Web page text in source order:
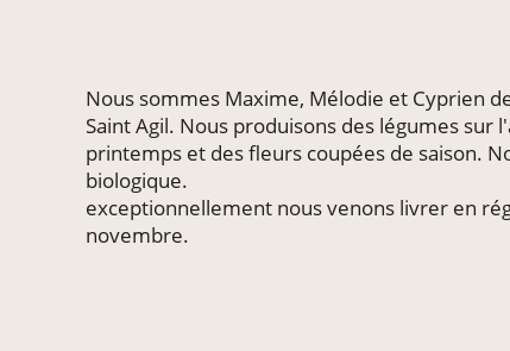
Nous sommes Maxime, Mélodie et Cyprien
Saint Agil. Nous produisons des légumes sur
printemps et des fleurs coupées de saison.
biologique.
exceptionnellement nous venons livrer en
novembre.